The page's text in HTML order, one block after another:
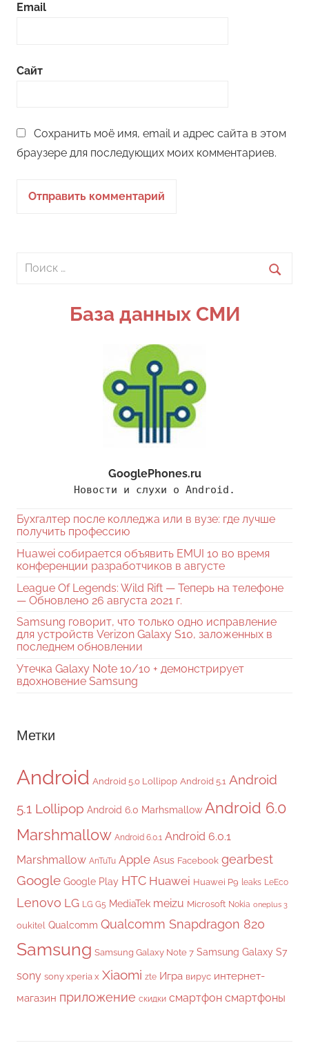
Email
Сайт
Сохранить моё имя, email и адрес сайта в этом
браузере для последующих моих комментариев.
Поиск
База данных СМИ
GooglePhones.ru
Новости и слухи о Android.
Бухгалтер после колледжа или в вузе: где лучше
получить профессию
Huawei собирается объявить EMUI 10 во время
конференции разработчиков в августе
League Of Legends: Wild Rift — Теперь на телефоне
— Обновлено 26 августа 2021 г.
Samsung говорит, что только одно исправление
для устройств Verizon Galaxy S10, заложенных в
последнем обновлении
Утечка Galaxy Note 10/10 + демонстрирует
вдохновение Samsung
Метки
Android Android 5.0 Lollipop Android 5.1 Android
5.1 Lollipop Android 6.0 Marhsmallow Android 6.0
Marshmallow Android 6.0.1 Android 6.0.1
Marshmallow AnTuTu Apple Asus Facebook gearbest
Google Google Play HTC Huawei Huawei P9 leaks LeEco
Lenovo LG LG G5 MediaTek meizu Microsoft Nokia oneplus 3
oukitel Qualcomm Qualcomm Snapdragon 820
Samsung Samsung Galaxy Note 7 Samsung Galaxy S7
sony sony xperia x Xiaomi zte Игра вирус интернет-
магазин приложение скидки смартфон смартфоны